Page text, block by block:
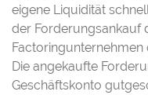
eigene Liquidität
der Forderungsankauf
Factoringunternehmen
Die angekaufte
Geschäftskonto